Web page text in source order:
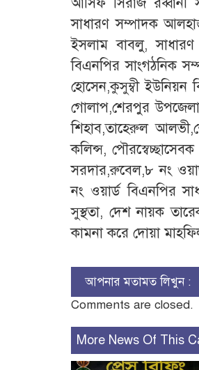
সাধারণ সম্পাদক
ইসলাম বাবলু,
বিএনপির সাংগঠনিক
হোসেন,কুসুম্বী ইউনিয়ন
গোলাপ,শেরপুর
শিহাব,তাহেরুল
কলিন্স,
সরদার,রুবেল,৮ নং
নং ওয়ার্ড বিএনপির
সুস্থতা, দেশ নায়ক
কামনা করে দোয়া
আপনার মতামত লিখুন :
Comments are closed.
More News Of This